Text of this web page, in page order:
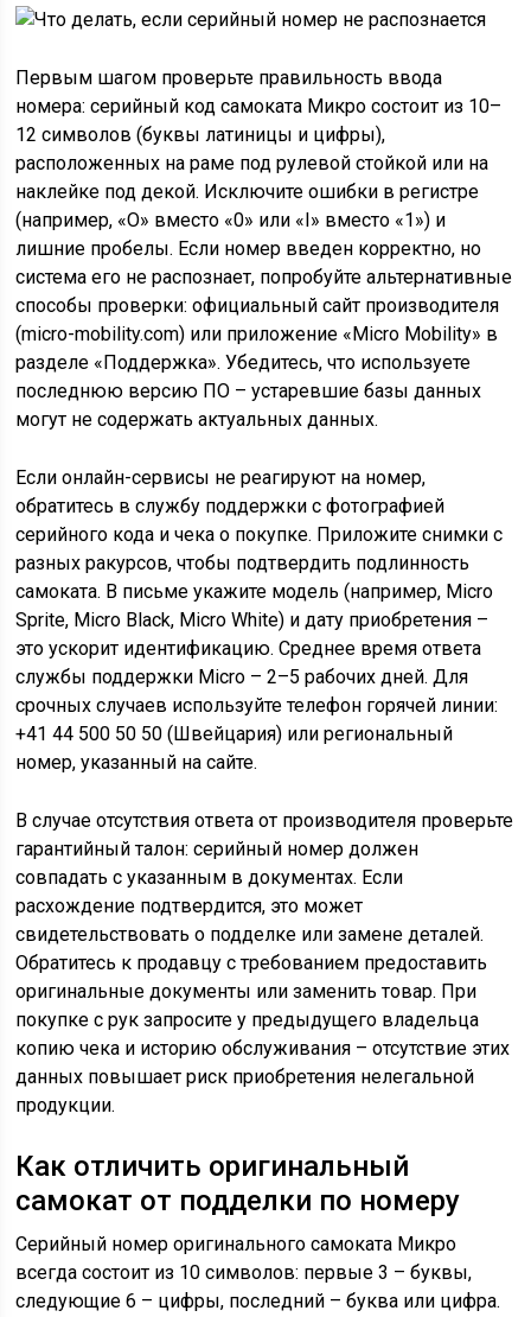
Первым шагом проверьте правильность ввода
номера: серийный код самоката Микро состоит из 10–
12 символов (буквы латиницы и цифры),
расположенных на раме под рулевой стойкой или на
наклейке под декой. Исключите ошибки в регистре
(например, «O» вместо «0» или «I» вместо «1») и
лишние пробелы. Если номер введен корректно, но
система его не распознает, попробуйте альтернативные
способы проверки: официальный сайт производителя
(micro-mobility.com) или приложение «Micro Mobility» в
разделе «Поддержка». Убедитесь, что используете
последнюю версию ПО – устаревшие базы данных
могут не содержать актуальных данных.
Если онлайн-сервисы не реагируют на номер,
обратитесь в службу поддержки с фотографией
серийного кода и чека о покупке. Приложите снимки с
разных ракурсов, чтобы подтвердить подлинность
самоката. В письме укажите модель (например, Micro
Sprite, Micro Black, Micro White) и дату приобретения –
это ускорит идентификацию. Среднее время ответа
службы поддержки Micro – 2–5 рабочих дней. Для
срочных случаев используйте телефон горячей линии:
+41 44 500 50 50 (Швейцария) или региональный
номер, указанный на сайте.
В случае отсутствия ответа от производителя проверьте
гарантийный талон: серийный номер должен
совпадать с указанным в документах. Если
расхождение подтвердится, это может
свидетельствовать о подделке или замене деталей.
Обратитесь к продавцу с требованием предоставить
оригинальные документы или заменить товар. При
покупке с рук запросите у предыдущего владельца
копию чека и историю обслуживания – отсутствие этих
данных повышает риск приобретения нелегальной
продукции.
Как отличить оригинальный
самокат от подделки по номеру
Серийный номер оригинального самоката Микро
всегда состоит из 10 символов: первые 3 – буквы,
следующие 6 – цифры, последний – буква или цифра.